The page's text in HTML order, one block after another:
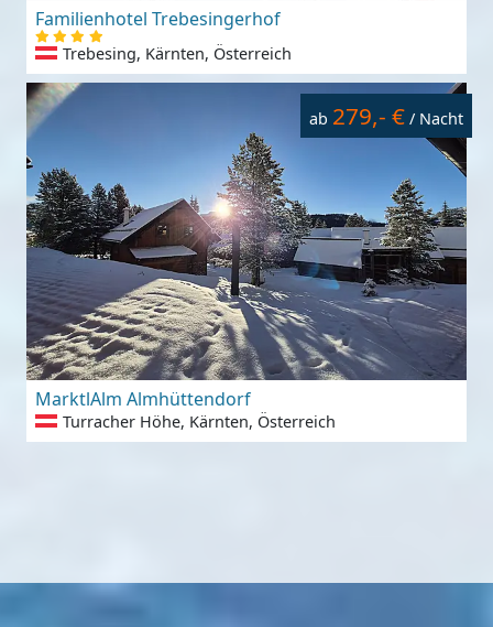
Familienhotel Trebesingerhof
Trebesing, Kärnten, Österreich
ab 279,- € / Nacht
MarktlAlm Almhüttendorf
Turracher Höhe, Kärnten, Österreich